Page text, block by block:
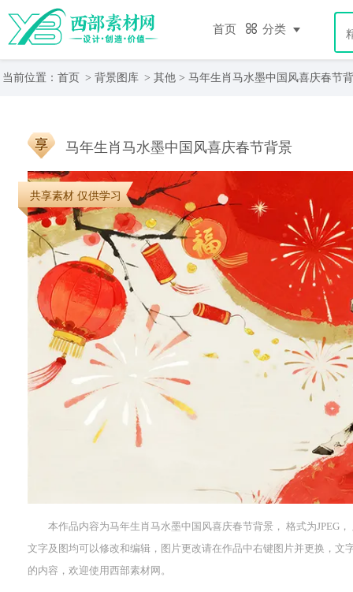
首页 分类
当前位置： 首页 > 背景图库 > 其他 > 马年生肖马水墨中国风喜庆春节
共享素材 仅供学习
马年生肖马水墨中国风喜庆春节背景
本作品内容为马年生肖马水墨中国风喜庆春节背景， 格式为JPEG
文字及图均可以修改和编辑，图片更改请在作品中右键图片并更换，
的内容，欢迎使用西部素材网。